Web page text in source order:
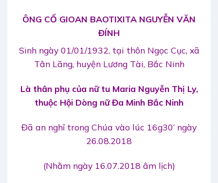
ÔNG CỐ GIOAN BAOTIXITA NGUYỄN VĂN
ĐÍNH
Sinh ngày 01/01/1932, tại thôn Ngọc Cục, xã
Tân Lãng, huyện Lương Tài, Bắc Ninh
Là thân phụ của nữ tu Maria Nguyễn Thị Ly,
thuộc Hội Dòng nữ Đa Minh Bắc Ninh
Đã an nghỉ trong Chúa vào lúc 16g30’ ngày
26.08.2018
(Nhằm ngày 16.07.2018 âm lịch)